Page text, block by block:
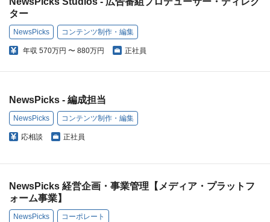
ター
NewsPicks コンテンツ制作・編集
年収 570万円 〜 880万円 正社員
NewsPicks - 編成担当
NewsPicks コンテンツ制作・編集
応相談 正社員
NewsPicks 経営企画・事業管理【メディア・プラットフ
ォーム事業】
NewsPicks コーポレート